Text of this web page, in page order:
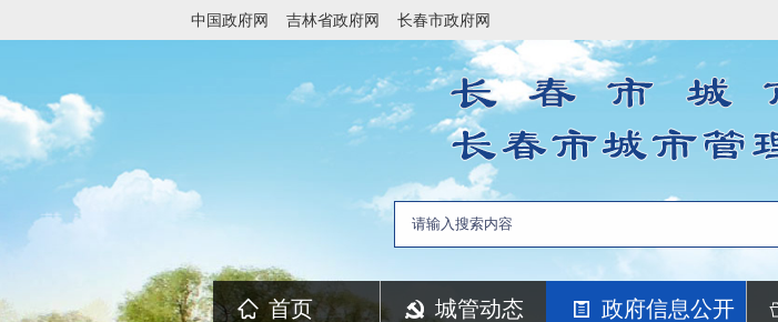
中国政府网 吉林省政府网 长春市政府网
首页 城管动态 政府信息公开